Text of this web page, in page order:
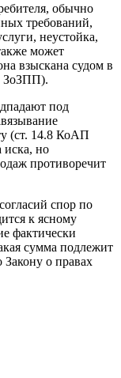
обычно
требований,
неустойка,
может
взыскана судом в
ЗоЗПП).
под
(ст. 14.8 КоАП
иска, но
противоречит
спор по
к ясному
фактически
сумма подлежит
Закону о правах